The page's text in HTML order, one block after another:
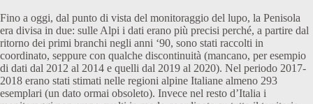
Fino a oggi, dal punto di vista del monitoraggio del lupo, la Penisola
era divisa in due: sulle Alpi i dati erano più precisi perché, a partire dal
ritorno dei primi branchi negli anni ‘90, sono stati raccolti in
coordinato, seppure con qualche discontinuità (mancano, per esempio
di dati dal 2012 al 2014 e quelli dal 2019 al 2020). Nel periodo 2017-
2018 erano stati stimati nelle regioni alpine Italiane almeno 293
esemplari (un dato ormai obsoleto). Invece nel resto d’Italia i